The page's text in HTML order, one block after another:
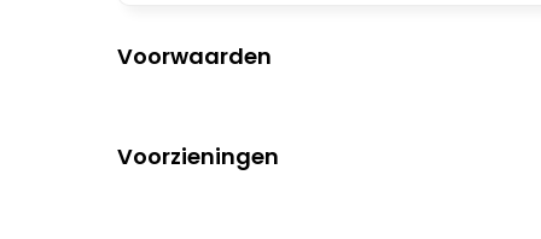
Voorwaarden
Voorzieningen